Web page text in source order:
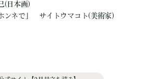
(日本画)
ンネで」 サイトウマコト(美術家)